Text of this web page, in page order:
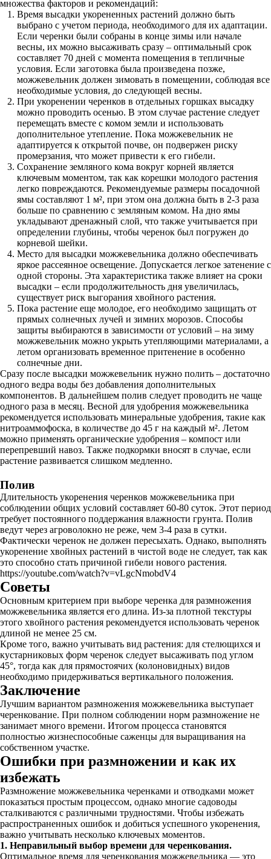
множества факторов и рекомендаций:
Время высадки укорененных растений должно быть
выбрано с учетом периода, необходимого для их адаптации.
Если черенки были собраны в конце зимы или начале
весны, их можно высаживать сразу – оптимальный срок
составляет 70 дней с момента помещения в тепличные
условия. Если заготовка была произведена позже,
можжевельник должен зимовать в помещении, соблюдая все
необходимые условия, до следующей весны.
При укоренении черенков в отдельных горшках высадку
можно проводить осенью. В этом случае растение следует
перемещать вместе с комом земли и использовать
дополнительное утепление. Пока можжевельник не
адаптируется к открытой почве, он подвержен риску
промерзания, что может привести к его гибели.
Сохранение земляного кома вокруг корней является
ключевым моментом, так как корешки молодого растения
легко повреждаются. Рекомендуемые размеры посадочной
ямы составляют 1 м², при этом она должна быть в 2-3 раза
больше по сравнению с земляным комом. На дно ямы
укладывают дренажный слой, что также учитывается при
определении глубины, чтобы черенок был погружен до
корневой шейки.
Место для высадки можжевельника должно обеспечивать
яркое рассеянное освещение. Допускается легкое затенение с
одной стороны. Эта характеристика также влияет на сроки
высадки – если продолжительность дня увеличилась,
существует риск выгорания хвойного растения.
Пока растение еще молодое, его необходимо защищать от
прямых солнечных лучей и зимних морозов. Способы
защиты выбираются в зависимости от условий – на зиму
можжевельник можно укрыть утепляющими материалами, а
летом организовать временное притенение в особенно
солнечные дни.
Сразу после высадки можжевельник нужно полить – достаточно
одного ведра воды без добавления дополнительных
компонентов. В дальнейшем полив следует проводить не чаще
одного раза в месяц. Весной для удобрения можжевельника
рекомендуется использовать минеральные удобрения, такие как
нитроаммофоска, в количестве до 45 г на каждый м². Летом
можно применять органические удобрения – компост или
перепревший навоз. Также подкормки вносят в случае, если
растение развивается слишком медленно.
Полив
Длительность укоренения черенков можжевельника при
соблюдении общих условий составляет 60-80 суток. Этот период
требует постоянного поддержания влажности грунта. Полив
ведут через агроволокно не реже, чем 3-4 раза в сутки.
Фактически черенок не должен пересыхать. Однако, выполнять
укоренение хвойных растений в чистой воде не следует, так как
это способно стать причиной гибели нового растения.
https://youtube.com/watch?v=vLgcNmobdV4
Советы
Основным критерием при выборе черенка для размножения
можжевельника является его длина. Из-за плотной текстуры
этого хвойного растения рекомендуется использовать черенок
длиной не менее 25 см.
Кроме того, важно учитывать вид растения: для стелющихся и
кустарниковых форм черенок следует высаживать под углом
45°, тогда как для прямостоячих (колоновидных) видов
необходимо придерживаться вертикального положения.
Заключение
Лучшим вариантом размножения можжевельника выступает
черенкование. При полном соблюдении норм размножение не
занимает много времени. Итогом процесса становятся
полностью жизнеспособные саженцы для выращивания на
собственном участке.
Ошибки при размножении и как их
избежать
Размножение можжевельника черенками и отводками может
показаться простым процессом, однако многие садоводы
сталкиваются с различными трудностями. Чтобы избежать
распространенных ошибок и добиться успешного укоренения,
важно учитывать несколько ключевых моментов.
1. Неправильный выбор времени для черенкования.
Оптимальное время для черенкования можжевельника — это